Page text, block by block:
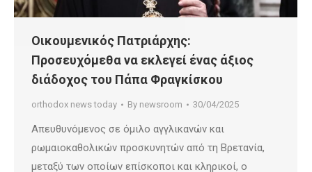
Οικουμενικός Πατριάρχης:
Προσευχόμεθα να εκλεγεί ένας άξιος
διάδοχος του Πάπα Φραγκίσκου
orthodox news today By newsroom 30/04/2025
Απευθυνόμενος σε όμιλο αγγλικανών και
ρωμαιοκαθολικών προσκυνητών από τη Βρετανία,
μεταξύ των οποίων επίσκοποι και κληρικοί, ο